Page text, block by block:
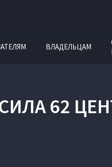
ВЛАДЕЛЬЦАМ
62